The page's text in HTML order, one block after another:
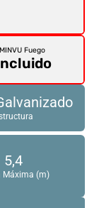
Fuego
5,4
Máxima (m)